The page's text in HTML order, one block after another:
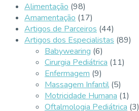
Alimentação (98)
Amamentação (17)
Artigos de Parceiros (44)
Artigos dos Especialistas (89)
Babywearing (6)
Cirurgia Pediátrica (11)
Enfermagem (9)
Massagem Infantil (5)
Motricidade Humana (1)
Oftalmologia Pediátrica (3)